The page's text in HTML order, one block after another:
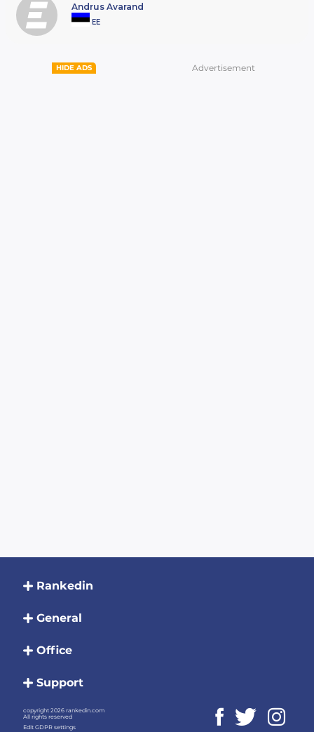
Andrus Avarand
EE
HIDE ADS Advertisement
Rankedin
General
Office
Support
copyright 2026 rankedin.com
All rights reserved
Edit GDPR settings